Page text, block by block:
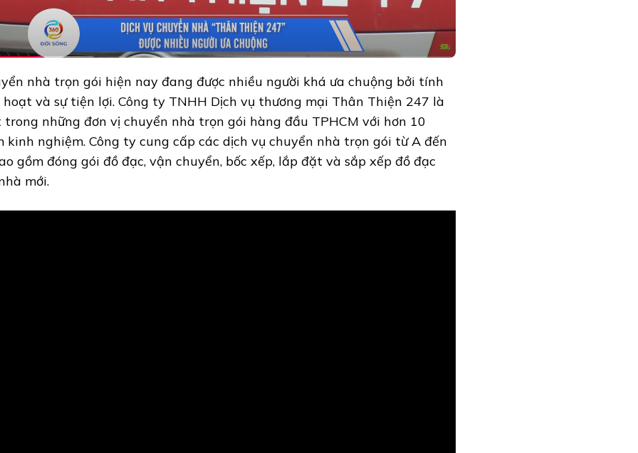
nhà trọn gói hiện nay đang được nhiều người khá ưa chuộng bởi tính
và sự tiện lợi. Công ty TNHH Dịch vụ thương mại Thân Thiện 247 là
trong những đơn vị chuyển nhà trọn gói hàng đầu TPHCM với hơn 10
kinh nghiệm. Công ty cung cấp các dịch vụ chuyển nhà trọn gói từ A đến
gồm đóng gói đồ đạc, vận chuyển, bốc xếp, lắp đặt và sắp xếp đồ đạc
mới.